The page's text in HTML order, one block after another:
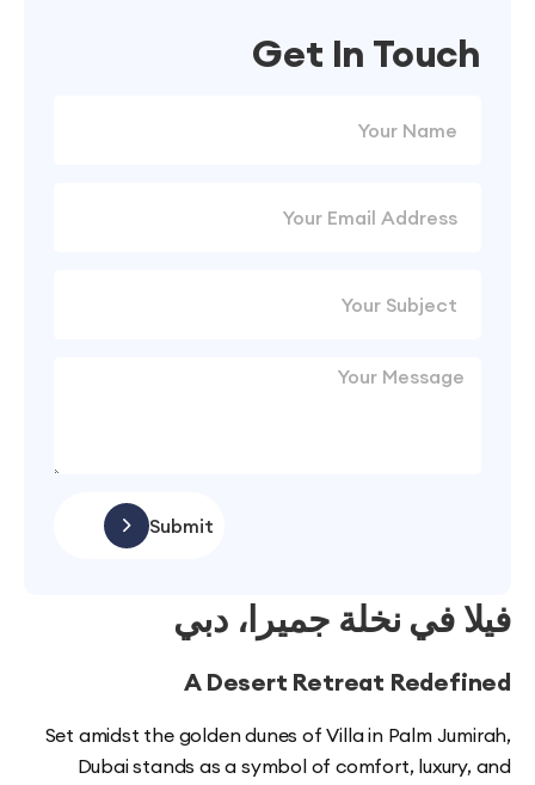
Get In
في نخلة جميرا، دبي
A Desert Retreat
Set amidst the golden dunes of Villa in Palm
Dubai stands as a symbol of comfort,